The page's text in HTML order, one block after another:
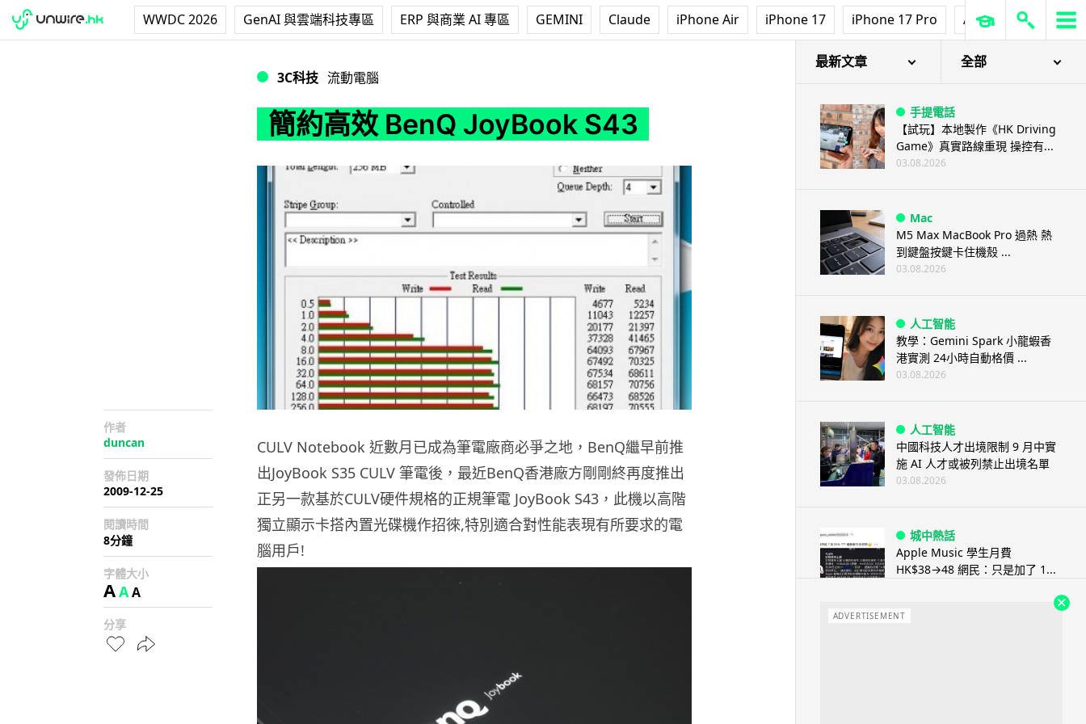
WWDC 2026 GenAI 與雲端科技專區 ERP 與商業 AI 專區 GEMINI Claude iPhone Air iPhone 17 iPhone 17 Pro AirPods Pro 3
3C科技 流動電腦
簡約高效 BenQ JoyBook S43
作者
duncan
發佈日期
2009-12-25
閱讀時間
8分鐘
字體大小
AAA
分享
CULV Notebook 近數月已成為筆電廠商必爭之地，BenQ繼早前推
出JoyBook S35 CULV 筆電後，最近BenQ香港廠方剛剛終再度推出
正另一款基於CULV硬件規格的正規筆電 JoyBook S43，此機以高階
獨立顯示卡搭內置光碟機作招徠,特別適合對性能表現有所要求的電
腦用戶!
最新文章 全部
手提電話
【試玩】本地製作《HK Driving
Game》真實路線重現 操控有...
03.08.2026
Mac
M5 Max MacBook Pro 過熱 熱
到鍵盤按鍵卡住機殼 ...
03.08.2026
人工智能
教學：Gemini Spark 小龍蝦香
港實測 24小時自動格價 ...
03.08.2026
人工智能
中國科技人才出境限制 9 月中實
施 AI 人才或被列禁止出境名單
03.08.2026
城中熱話
Apple Music 學生月費
HK$38→48 網民：只是加了 1...
ADVERTISEMENT